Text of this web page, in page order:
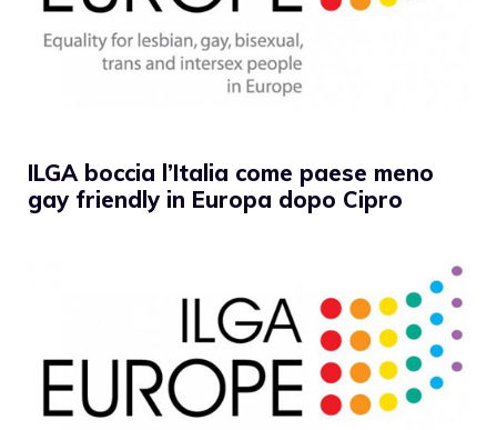
ILGA boccia l’Italia come paese meno
gay friendly in Europa dopo Cipro